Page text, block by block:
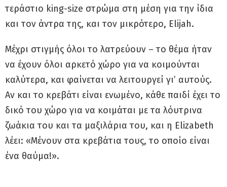
τεράστιο king-size στρώμα στη μέση για την ίδια
και τον άντρα της, και τον μικρότερο, Elijah.
Μέχρι στιγμής όλοι το λατρεύουν – το θέμα ήταν
να έχουν όλοι αρκετό χώρο για να κοιμούνται
καλύτερα, και φαίνεται να λειτουργεί γι’ αυτούς.
Αν και το κρεβάτι είναι ενωμένο, κάθε παιδί έχει το
δικό του χώρο για να κοιμάται με τα λόυτρινα
ζωάκια του και τα μαξιλάρια του, και η Elizabeth
λέει: «Μένουν στα κρεβάτια τους, το οποίο είναι
ένα θαύμα!».